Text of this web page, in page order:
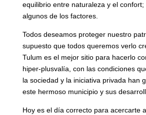
equilibrio entre naturaleza y el
algunos de los factores.
Todos deseamos proteger nuestro
supuesto que todos queremos verlo
Tulum es el mejor sitio para hacerlo
hiper-plusvalía, con las condiciones
la sociedad y la iniciativa privada han
este hermoso municipio y sus
Hoy es el día correcto para acercarte a